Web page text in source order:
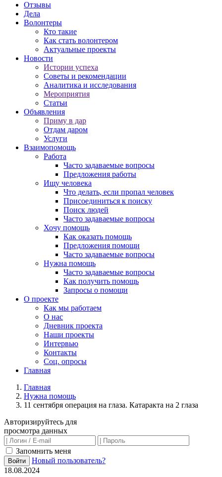
Отзывы
Дела
Волонтеры
Кто такие
Как стать волонтером
Актуальные проекты
Новости
Истории успеха
Советы и рекомендации
Аналитика и исследования
Мероприятия
Статьи
Объявления
Приму в дар
Отдам даром
Услуги
Взаимопомощь
Работа
Часто задаваемые вопросы
Предложения работы
Ищу человека
Что делать, если пропал человек
Присоединиться к поиску
Поиск людей
Часто задаваемые вопросы
Хочу помощь
Как оказать помощь
Предложения помощи
Часто задаваемые вопросы
Нужна помощь
Часто задаваемые вопросы
Как получить помощь
Запросы о помощи
О проекте
Как мы работаем
О нас
Дневник проекта
Наши проекты
Интервью
Контакты
Соц. опросы
Главная
Главная
Нужна помощь
11 сентября операция на глаза. Катаракта на 2 глаза
Авторизируйтесь для
просмотра данных
Запомнить меня
Войти
Новый пользователь?
18.08.2024